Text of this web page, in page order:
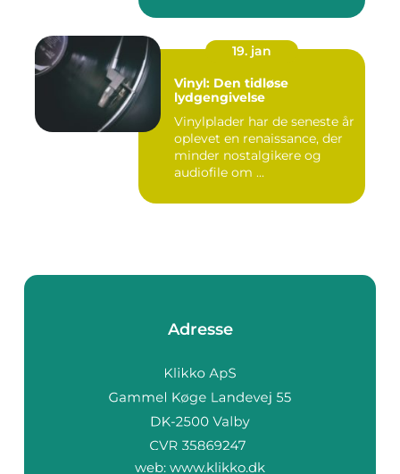
19. jan
Vinyl: Den tidløse
lydgengivelse
Vinylplader har de seneste år
oplevet en renaissance, der
minder nostalgikere og
audiofile om ...
Adresse
web: www.klikko.dk